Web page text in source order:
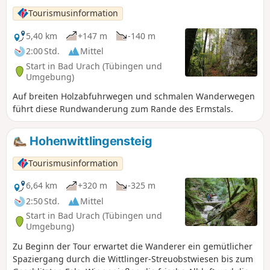
Tourismusinformation
5,40 km
+147 m
-140 m
2:00 Std.
Mittel
Start in Bad Urach (Tübingen und
Umgebung)
Auf breiten Holzabfuhrwegen und schmalen Wanderwegen
führt diese Rundwanderung zum Rande des Ermstals.
Hohenwittlingensteig
Tourismusinformation
6,64 km
+320 m
-325 m
2:50 Std.
Mittel
Start in Bad Urach (Tübingen und
Umgebung)
Zu Beginn der Tour erwartet die Wanderer ein gemütlicher
Spaziergang durch die Wittlinger-Streuobstwiesen bis zum